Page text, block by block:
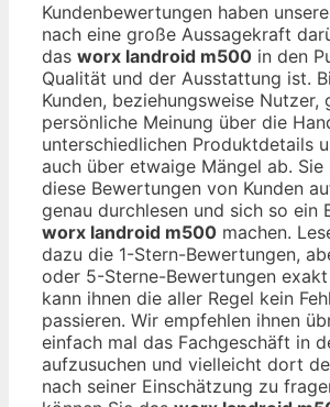
Kundenbewertungen haben
nach eine große Aussagekraft
das worx landroid m500 in den
Qualität und der Ausstattung ist.
Kunden, beziehungsweise Nutzer,
persönliche Meinung über die
unterschiedlichen Produktdetails
auch über etwaige Mängel ab. Sie
diese Bewertungen von Kunden
genau durchlesen und sich so ein
worx landroid m500 machen.
dazu die 1-Stern-Bewertungen,
oder 5-Sterne-Bewertungen
kann ihnen die aller Regel kein
passieren. Wir empfehlen ihnen
einfach mal das Fachgeschäft in
aufzusuchen und vielleicht dort
nach seiner Einschätzung zu